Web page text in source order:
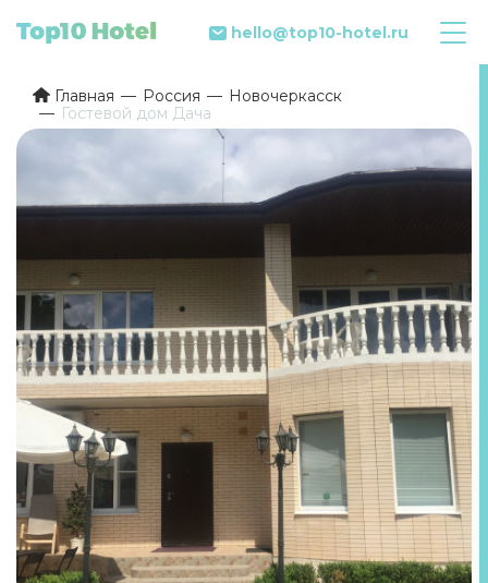
hello@top10-hotel.ru
Главная Россия
Новочеркасск
Гостевой дом Дача